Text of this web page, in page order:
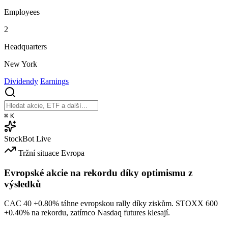
Employees
2
Headquarters
New York
Dividendy Earnings
⌘ K
StockBot Live
Tržní situace Evropa
Evropské akcie na rekordu díky optimismu z
výsledků
CAC 40 +0.80% táhne evropskou rally díky ziskům. STOXX 600
+0.40% na rekordu, zatímco Nasdaq futures klesají.